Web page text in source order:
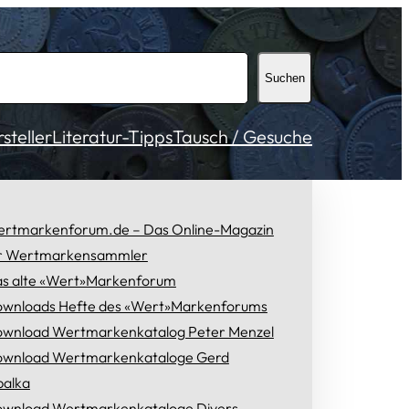
Suchen
Literatur-TippsTausch / Gesuche
– Das Online-Magazin
Wertmarkensammler
alte «Wert»Markenforum
Hefte des «Wert»Markenforums
Wertmarkenkatalog Peter Menzel
Wertmarkenkataloge Gerd